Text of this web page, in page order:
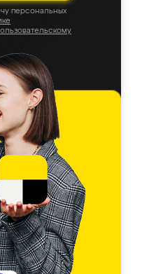
персональных